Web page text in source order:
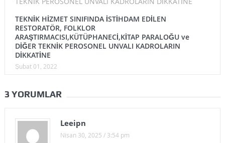
TEKNİK HİZMET SINIFINDA İSTİHDAM EDİLEN
RESTORATÖR, FOLKLOR
ARAŞTIRMACISI,KÜTÜPHANECİ,KİTAP PARALOĞU ve
DİĞER TEKNİK PEROSONEL UNVALI KADROLARIN
DİKKATİNE
Şubat 01, 2022
3 YORUMLAR
Leeipn
Nisan 30, 2025 / 3:54 pm